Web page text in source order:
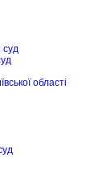
суд
області